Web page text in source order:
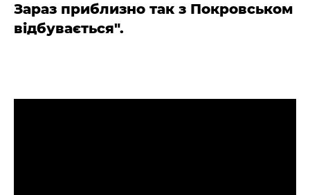
Зараз приблизно так з Покровськом
відбувається".